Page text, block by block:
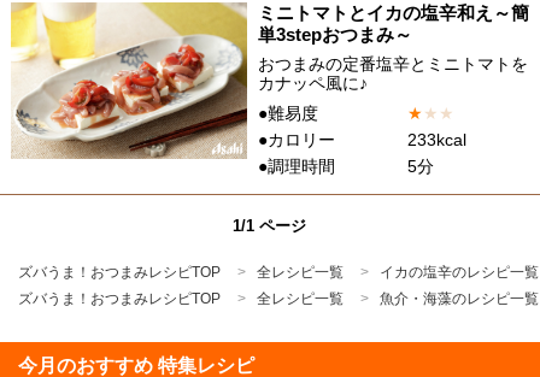
ミニトマトとイカの塩辛和え～簡
単3stepおつまみ～
おつまみの定番塩辛とミニトマトを
カナッペ風に♪
●難易度
★★ ★
●カロリー
233kcal
●調理時間
5分
1/1 ページ
ズバうま！おつまみレシピTOP 全レシピ一覧
イカの塩辛のレシピ一覧
ズバうま！おつまみレシピTOP
全レシピ一覧 魚介・海藻のレシピ一覧
今月のおすすめ 特集レシピ